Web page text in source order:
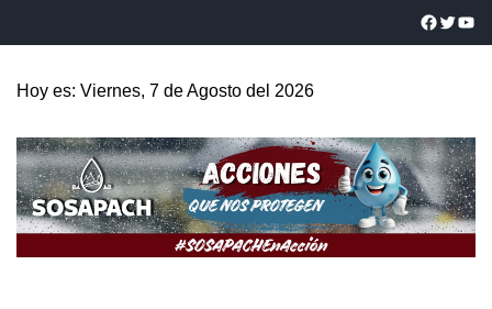
Hoy es: Viernes, 7 de Agosto del 2026